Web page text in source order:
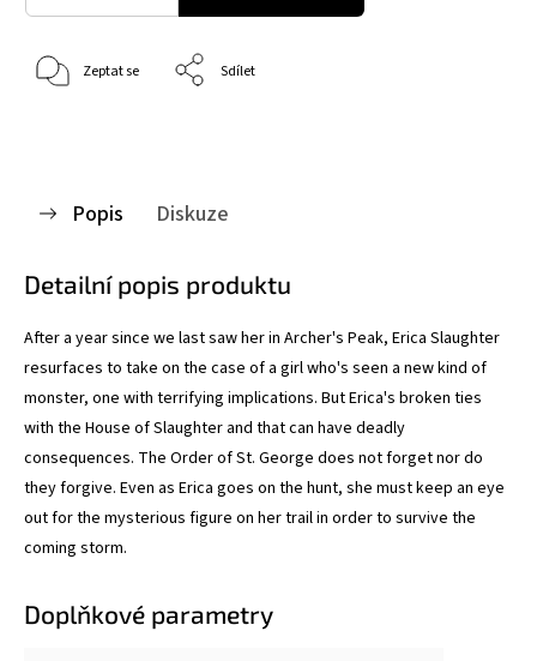
Zeptat se Sdílet
Popis Diskuze
Detailní popis produktu
After a year since we last saw her in Archer's Peak, Erica Slaughter
resurfaces to take on the case of a girl who's seen a new kind of
monster, one with terrifying implications. But Erica's broken ties
with the House of Slaughter and that can have deadly
consequences. The Order of St. George does not forget nor do
they forgive. Even as Erica goes on the hunt, she must keep an eye
out for the mysterious figure on her trail in order to survive the
coming storm.
Doplňkové parametry